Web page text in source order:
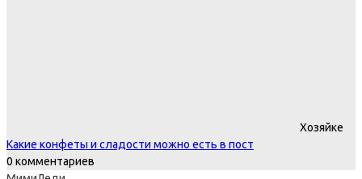
Хозяйке
Какие конфеты и сладости можно есть в пост
0 комментариев